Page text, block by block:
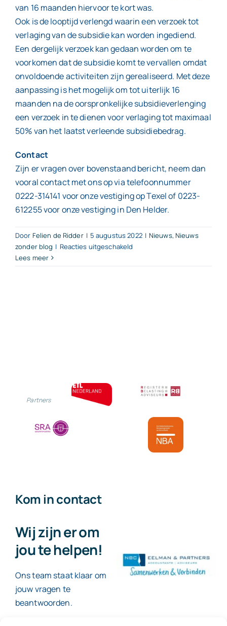
van 16 maanden hiervoor te kort was.
Ook is de looptijd verlengd waarin een verzoek tot
verlaging van de subsidie kan worden ingediend.
Een dergelijk verzoek kan gedaan worden om te
voorkomen dat de subsidie komt te vervallen omdat
onvoldoende activiteiten zijn gerealiseerd. Met deze
aanpassing is het mogelijk om tot uiterlijk 16
maanden na de oorspronkelijke subsidieverlenging
een verzoek in te dienen voor verlaging tot maximaal
50% van het laatst verleende subsidiebedrag.
Contact
Zijn er vragen over bovenstaand bericht, neem dan
vooral contact met ons op via telefoonnummer
0222-314141 voor onze vestiging op Texel of 0223-
612255 voor onze vestiging in Den Helder.
Door Felien de Ridder | 5 augustus 2022 | Nieuws, Nieuws
zonder blog | Reacties uitgeschakeld
Lees meer
Partners
Kom in contact
Wij zijn er om
jou te helpen!
Ons team staat klaar om
jouw vragen te
beantwoorden.